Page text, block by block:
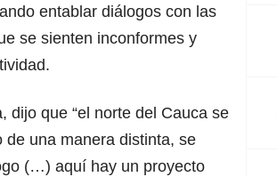
entablar diálogos con las
se sienten inconformes y
dijo que “el norte del Cauca se
de una manera distinta, se
(…) aquí hay un proyecto